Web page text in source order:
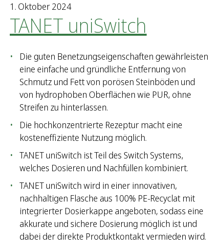
1. Oktober 2024
TANET uniSwitch
Die guten Benetzungseigenschaften gewährleisten
eine einfache und gründliche Entfernung von
Schmutz und Fett von porösen Steinböden und
von hydrophoben Oberflächen wie PUR, ohne
Streifen zu hinterlassen.
Die hochkonzentrierte Rezeptur macht eine
kosteneffiziente Nutzung möglich.
TANET uniSwitch ist Teil des Switch Systems,
welches Dosieren und Nachfüllen kombiniert.
TANET uniSwitch wird in einer innovativen,
nachhaltigen Flasche aus 100% PE-Recyclat mit
integrierter Dosierkappe angeboten, sodass eine
akkurate und sichere Dosierung möglich ist und
dabei der direkte Produktkontakt vermieden wird.